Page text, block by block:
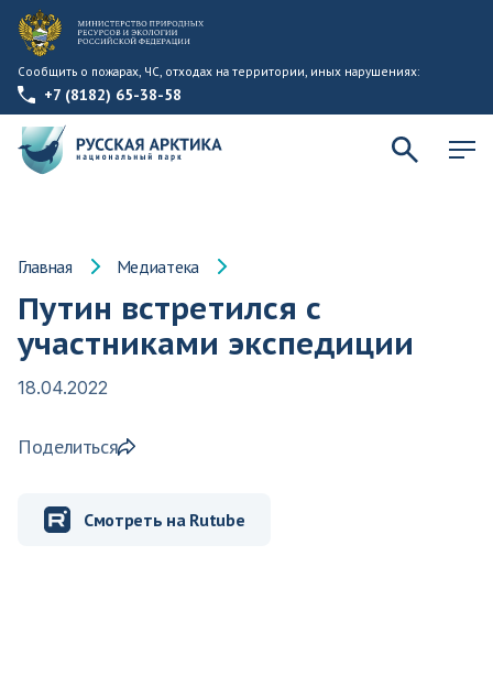
Сообщить о пожарах, ЧС, отходах на территории, иных нарушениях:
+7 (8182) 65-38-58
Главная Медиатека
Путин встретился с
участниками экспедиции
18.04.2022
Поделиться
Смотреть на Rutube